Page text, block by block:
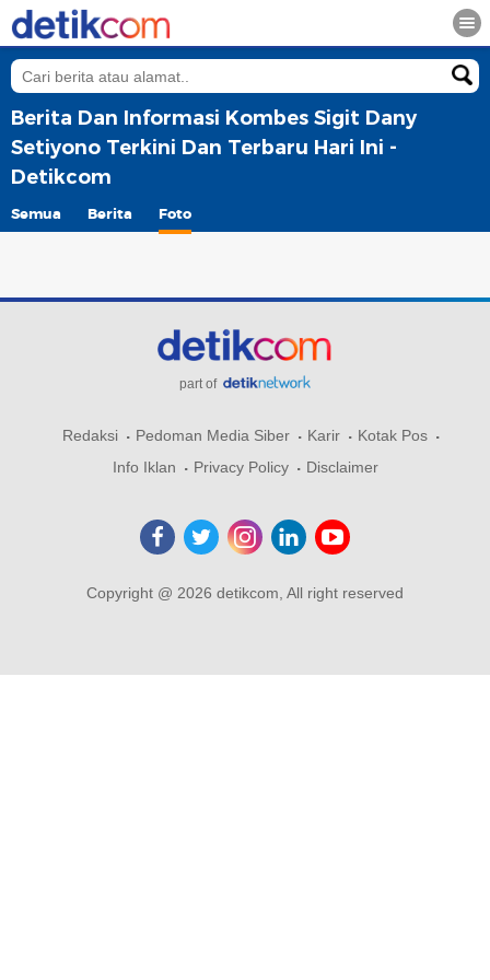
Berita Dan Informasi Kombes Sigit Dany
Setiyono Terkini Dan Terbaru Hari Ini -
Detikcom
Semua Berita Foto
part of
Redaksi Pedoman Media Siber Karir
Kotak Pos
Info Iklan
Privacy Policy Disclaimer
Copyright @ 2026 detikcom, All right reserved